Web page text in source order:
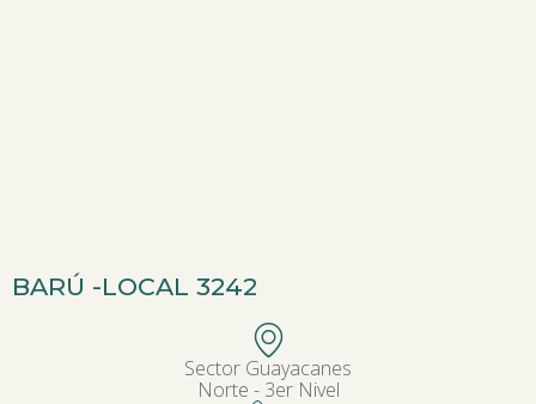
BARÚ -LOCAL 3242
Sector Guayacanes
Norte - 3er Nivel